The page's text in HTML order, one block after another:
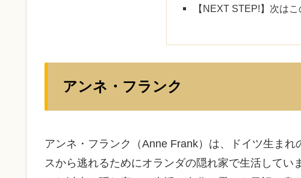
【NEXT STEP!】次は
アンネ・フランク
アンネ・フランク（Anne Frank）は、ドイツ生ま
スから逃れるためにオランダの隠れ家で生活してい